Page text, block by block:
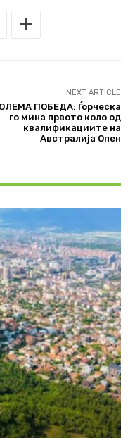
NEXT ARTICLE
ПОБЕДА: Ѓорческа
го мина првото коло од
квалификациите на
Австралија Опен